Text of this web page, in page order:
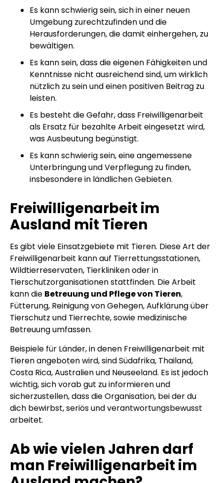
Es kann schwierig sein, sich in einer neuen
Umgebung zurechtzufinden und die
Herausforderungen, die damit einhergehen, zu
bewältigen.
Es kann sein, dass die eigenen Fähigkeiten und
Kenntnisse nicht ausreichend sind, um wirklich
nützlich zu sein und einen positiven Beitrag zu
leisten.
Es besteht die Gefahr, dass Freiwilligenarbeit
als Ersatz für bezahlte Arbeit eingesetzt wird,
was Ausbeutung begünstigt.
Es kann schwierig sein, eine angemessene
Unterbringung und Verpflegung zu finden,
insbesondere in ländlichen Gebieten.
Freiwilligenarbeit im
Ausland mit Tieren
Es gibt viele Einsatzgebiete mit Tieren. Diese Art der
Freiwilligenarbeit kann auf Tierrettungsstationen,
Wildtierreservaten, Tierkliniken oder in
Tierschutzorganisationen stattfinden. Die Arbeit
kann die Betreuung und Pflege von Tieren,
Fütterung, Reinigung von Gehegen, Aufklärung über
Tierschutz und Tierrechte, sowie medizinische
Betreuung umfassen.
Beispiele für Länder, in denen Freiwilligenarbeit mit
Tieren angeboten wird, sind Südafrika, Thailand,
Costa Rica, Australien und Neuseeland. Es ist jedoch
wichtig, sich vorab gut zu informieren und
sicherzustellen, dass die Organisation, bei der du
dich bewirbst, seriös und verantwortungsbewusst
arbeitet.
Ab wie vielen Jahren darf
man Freiwilligenarbeit im